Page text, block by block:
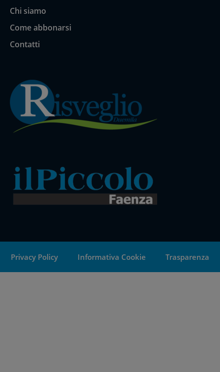
Chi siamo
Come abbonarsi
Contatti
Privacy Policy Informativa Cookie Trasparenza